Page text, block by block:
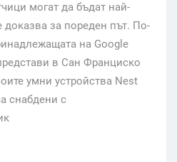
могат да бъдат най-
доказва за пореден път. По-
на Google
в Сан Франциско
умни устройства Nest
снабдени с